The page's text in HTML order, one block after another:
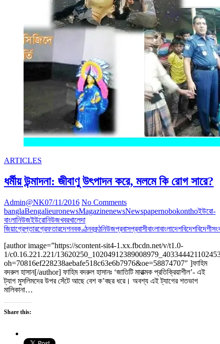
ARTICLES
ধর্মীয় উন্মাদনা: জীবাণু উৎপাদন করে, মলমে কি রোগ সারে?
Admin@NK07/11/2016 No Comments
banglaBengalieuronewsMagazinenewsNewspapernobokonthoইউরো-
বাংলানিউজইউরোনিউজখবরখালেদা
জিয়াগ্রেপ্তারগ্রেফতারদেশনবকণ্ঠনবকন্ঠনিউজপ্রবাসপ্রবাসীবাংলাবাংলাদেশবিদেশবিদেশী
[author image=”https://scontent-sit4-1.xx.fbcdn.net/v/t1.0-
1/c0.16.221.221/
oh=70816ef228238aebafe518c63e6b7976&oe=58874707″ ]ফাহিম
বদরুল হাসান[/author] ফাহিম বদরুল হাসানঃ ‘জাতিটি মারাত্মক প্রতিক্রিয়াশীল’- এই
ট্যাগ মুসলিমদের উপর সেঁটে আছে বেশ ক’বছর ধরে। অবশ্য এই ট্যাগের শতভাগ
মালিকানা…
Share this: